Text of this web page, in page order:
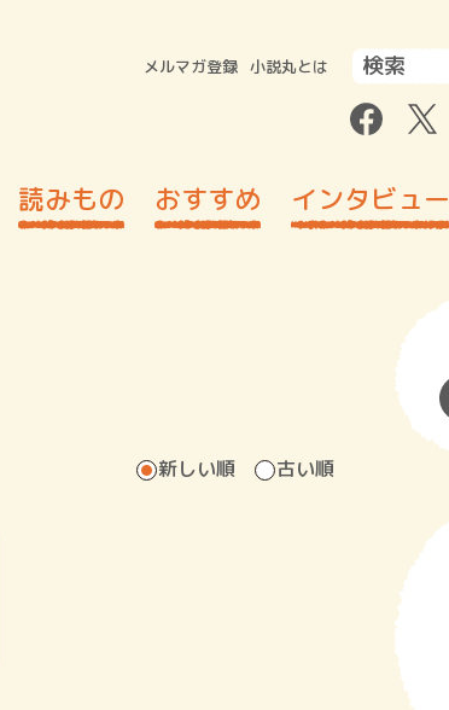
メルマガ登録 小説丸とは
読みもの おすすめ インタビュー
新しい順 古い順